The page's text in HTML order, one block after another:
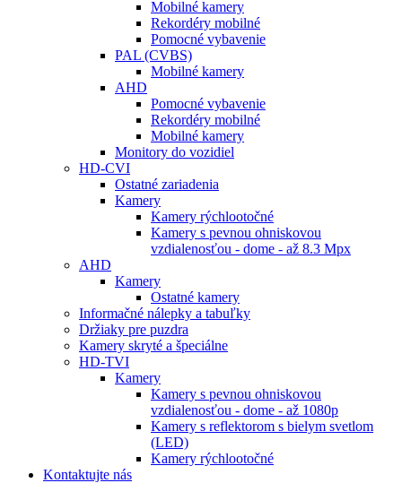
Mobilné kamery
Rekordéry mobilné
Pomocné vybavenie
PAL (CVBS)
Mobilné kamery
AHD
Pomocné vybavenie
Rekordéry mobilné
Mobilné kamery
Monitory do vozidiel
HD-CVI
Ostatné zariadenia
Kamery
Kamery rýchlootočné
Kamery s pevnou ohniskovou
vzdialenosťou - dome - až 8.3 Mpx
AHD
Kamery
Ostatné kamery
Informačné nálepky a tabuľky
Držiaky pre puzdra
Kamery skryté a špeciálne
HD-TVI
Kamery
Kamery s pevnou ohniskovou
vzdialenosťou - dome - až 1080p
Kamery s reflektorom s bielym svetlom
(LED)
Kamery rýchlootočné
Kontaktujte nás